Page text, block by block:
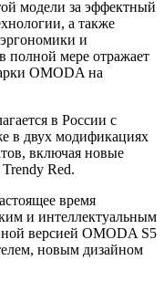
модели за эффектный
а также
и
полной мере отражает
OMODA на
в России с
в двух модификациях
включая новые
Red.
время
и интеллектуальным
версией OMODA S5
новым дизайном